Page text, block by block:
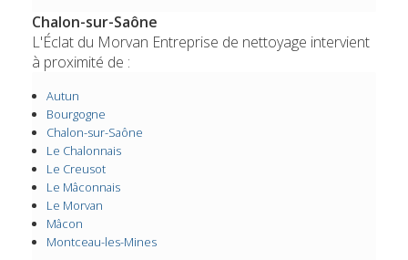
Chalon-sur-Saône
L'Éclat du Morvan Entreprise de nettoyage intervient
à proximité de :
Autun
Bourgogne
Chalon-sur-Saône
Le Chalonnais
Le Creusot
Le Mâconnais
Le Morvan
Mâcon
Montceau-les-Mines